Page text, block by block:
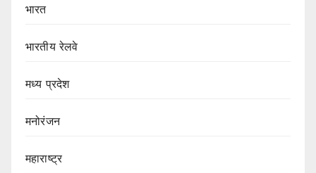
भारत
भारतीय रेलवे
मध्य प्रदेश
मनोरंजन
महाराष्ट्र